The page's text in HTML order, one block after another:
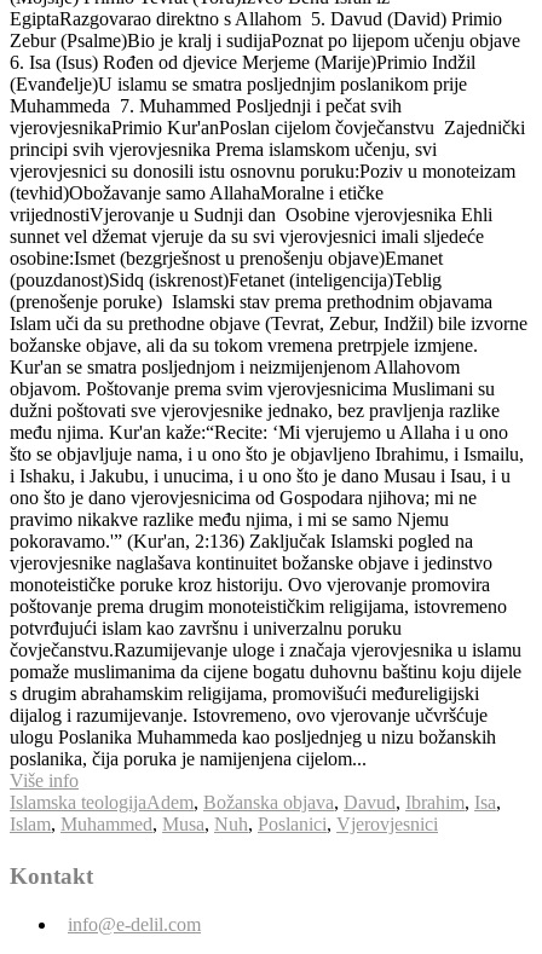
EgiptaRazgovarao direktno s Allahom 5. Davud (David) Primio
Zebur (Psalme)Bio je kralj i sudijaPoznat po lijepom učenju objave
6. Isa (Isus) Rođen od djevice Merjeme (Marije)Primio Indžil
(Evanđelje)U islamu se smatra posljednjim poslanikom prije
Muhammeda 7. Muhammed Posljednji i pečat svih
vjerovjesnikaPrimio Kur'anPoslan cijelom čovječanstvu Zajednički
principi svih vjerovjesnika Prema islamskom učenju, svi
vjerovjesnici su donosili istu osnovnu poruku:Poziv u monoteizam
(tevhid)Obožavanje samo AllahaMoralne i etičke
vrijednostiVjerovanje u Sudnji dan Osobine vjerovjesnika Ehli
sunnet vel džemat vjeruje da su svi vjerovjesnici imali sljedeće
osobine:Ismet (bezgrješnost u prenošenju objave)Emanet
(pouzdanost)Sidq (iskrenost)Fetanet (inteligencija)Teblig
(prenošenje poruke) Islamski stav prema prethodnim objavama
Islam uči da su prethodne objave (Tevrat, Zebur, Indžil) bile izvorne
božanske objave, ali da su tokom vremena pretrpjele izmjene.
Kur'an se smatra posljednjom i neizmijenjenom Allahovom
objavom. Poštovanje prema svim vjerovjesnicima Muslimani su
dužni poštovati sve vjerovjesnike jednako, bez pravljenja razlike
među njima. Kur'an kaže:“Recite: ‘Mi vjerujemo u Allaha i u ono
što se objavljuje nama, i u ono što je objavljeno Ibrahimu, i Ismailu,
i Ishaku, i Jakubu, i unucima, i u ono što je dano Musau i Isau, i u
ono što je dano vjerovjesnicima od Gospodara njihova; mi ne
pravimo nikakve razlike među njima, i mi se samo Njemu
pokoravamo.'” (Kur'an, 2:136) Zaključak Islamski pogled na
vjerovjesnike naglašava kontinuitet božanske objave i jedinstvo
monoteističke poruke kroz historiju. Ovo vjerovanje promovira
poštovanje prema drugim monoteističkim religijama, istovremeno
potvrđujući islam kao završnu i univerzalnu poruku
čovječanstvu.Razumijevanje uloge i značaja vjerovjesnika u islamu
pomaže muslimanima da cijene bogatu duhovnu baštinu koju dijele
s drugim abrahamskim religijama, promovišući međureligijski
dijalog i razumijevanje. Istovremeno, ovo vjerovanje učvršćuje
ulogu Poslanika Muhammeda kao posljednjeg u nizu božanskih
poslanika, čija poruka je namijenjena cijelom...
Više info
Islamska teologijaAdem, Božanska objava, Davud, Ibrahim, Isa,
Islam, Muhammed, Musa, Nuh, Poslanici, Vjerovjesnici
Kontakt
info@e-delil.com